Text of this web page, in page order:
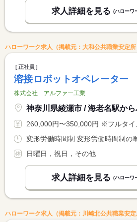
求人詳細を見る (ハローワ
ハローワーク求人（掲載元：大和公共職業安定所
正社員
溶接ロボットオペレーター
株式会社 アルファー工業
260,000円〜350,000円 ※フルタイム求人の場合は月額（換算額）、パート
日曜日，祝日，その他
求人詳細を見る (ハローワ
ハローワーク求人（掲載元：川崎北公共職業安定